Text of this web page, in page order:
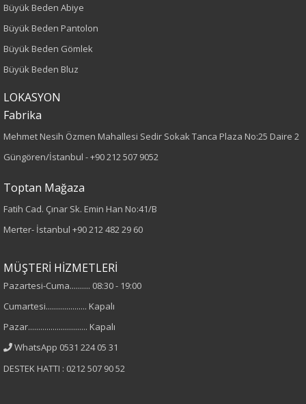
Boy
80
Dokuma
Düz
Kumaş
Cinsiyet
Kadın
Uzun Kol
Büyük Beden Abiye
Büyük Beden Pantolon
Büyük Beden Gömlek
Büyük Beden Bluz
LOKASYON
Fabrika
Mehmet Nesih Özmen Mahallesi Sedir Sokak Tanca Plaza No:25 Daire 2
Güngören/İstanbul -+90 212 507 9052
Toptan Mağaza
Fatih Cad. Çınar Sk. Emin Han No:41/B
Merter- İstanbul +90 212 482 29 60
MÜŞTERİ HİZMETLERİ
Pazartesi-Cuma.......... 08:30 - 19:00
Cumartesi.................... Kapalı
Pazar............................. Kapalı
WhatsApp 0531 224 05 31
DESTEK HATTI : 0212 507 90 52